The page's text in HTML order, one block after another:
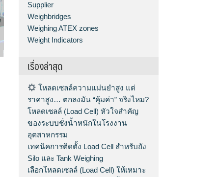
Supplier
Weighbridges
Weighing ATEX zones
Weight Indicators
เรื่องล่าสุด
โหลดเซลล์ความแม่นยำสูง แต่
ราคาสูง… ตกลงมัน “คุ้มค่า” จริงไหม?
โหลดเซลล์ (Load Cell) หัวใจสำคัญ
ของระบบชั่งน้ำหนักในโรงงาน
อุตสาหกรรม
เทคนิคการติดตั้ง Load Cell สำหรับถัง
Silo และ Tank Weighing
เลือกโหลดเซลล์ (Load Cell) ให้เหมาะ